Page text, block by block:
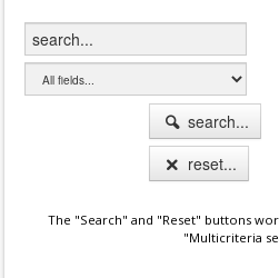
search...
reset...
The "Search" and "Reset" buttons
"Multicriteria